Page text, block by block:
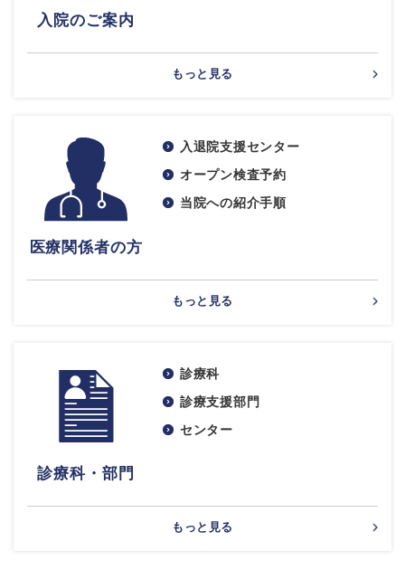
入院のご案内
もっと見る
医療関係者の方
入退院支援センター
オープン検査予約
当院への紹介手順
もっと見る
診療科・部門
診療科
診療支援部門
センター
もっと見る